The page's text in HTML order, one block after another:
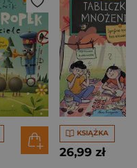
KSIĄŻKA
26,99 zł